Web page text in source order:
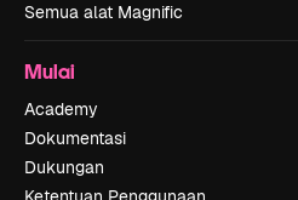
Semua alat Magnific
Mulai
Academy
Dokumentasi
Dukungan